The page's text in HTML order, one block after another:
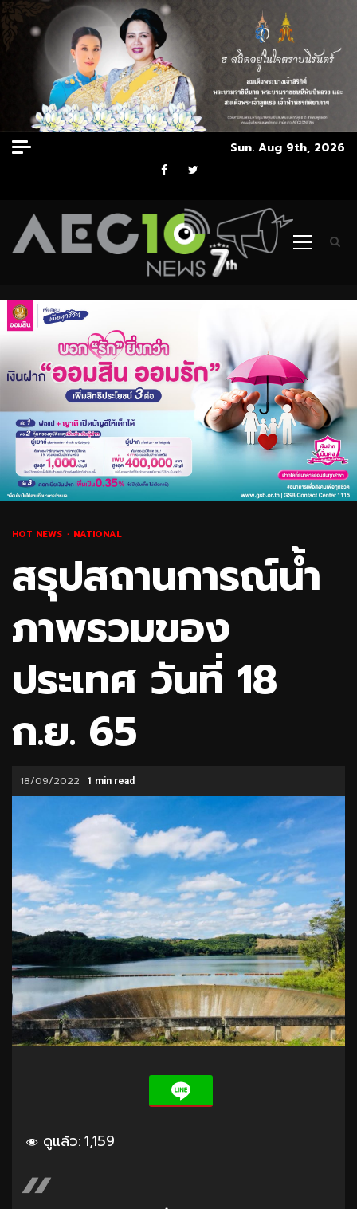
Skip
to
Sun. Aug 9th, 2026
Facebook
Twitter
Primary
HOT NEWS NATIONAL
สรุปสถานการณ์น้ำ
ภาพรวมของ
ประเทศ วันที่ 18
ก.ย. 65
18/09/2022 1 min read
ดูแล้ว:1,159